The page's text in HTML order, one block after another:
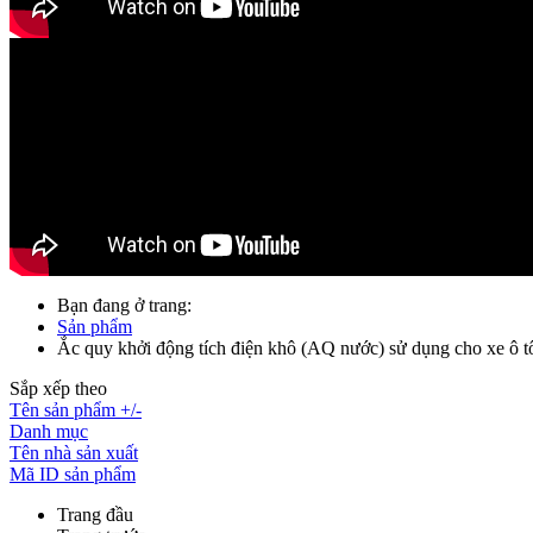
Bạn đang ở trang:
Sản phẩm
Ắc quy khởi động tích điện khô (AQ nước) sử dụng cho xe ô
Sắp xếp theo
Tên sản phẩm +/-
Danh mục
Tên nhà sản xuất
Mã ID sản phẩm
Trang đầu